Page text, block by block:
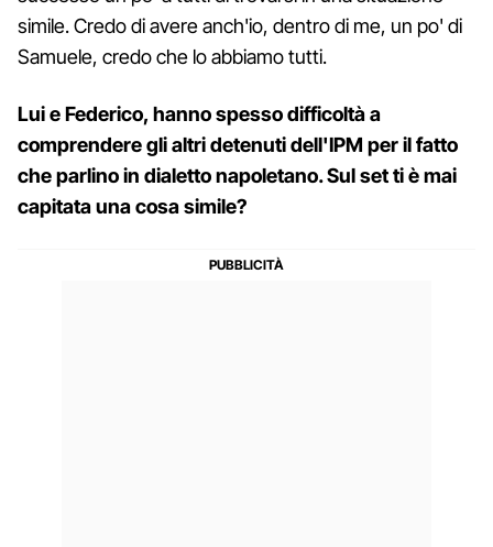
simile. Credo di avere anch'io, dentro di me, un po' di
Samuele, credo che lo abbiamo tutti.
Lui e Federico, hanno spesso difficoltà a
comprendere gli altri detenuti dell'IPM per il fatto
che parlino in dialetto napoletano. Sul set ti è mai
capitata una cosa simile?